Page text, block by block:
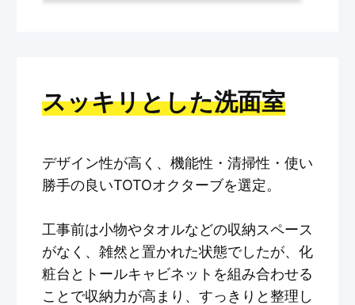
スッキリとした洗面室
デザイン性が高く、機能性・清掃性・使い
勝手の良いTOTOオクターブを選定。
工事前は小物やタオルなどの収納スペース
がなく、雑然と置かれた状態でしたが、化
粧台とトールキャビネットを組み合わせる
ことで収納力が高まり、すっきりと整理し